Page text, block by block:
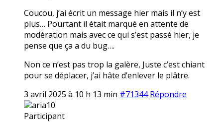
Coucou, j’ai écrit un message hier mais il n’y est
plus… Pourtant il était marqué en attente de
modération mais avec ce qui s’est passé hier, je
pense que ça a du bug….
Non ce n’est pas trop la galère, Juste c’est chiant
pour se déplacer, j’ai hâte d’enlever le plâtre.
3 avril 2025 à 10 h 13 min #71344 Répondre
aria10
Participant